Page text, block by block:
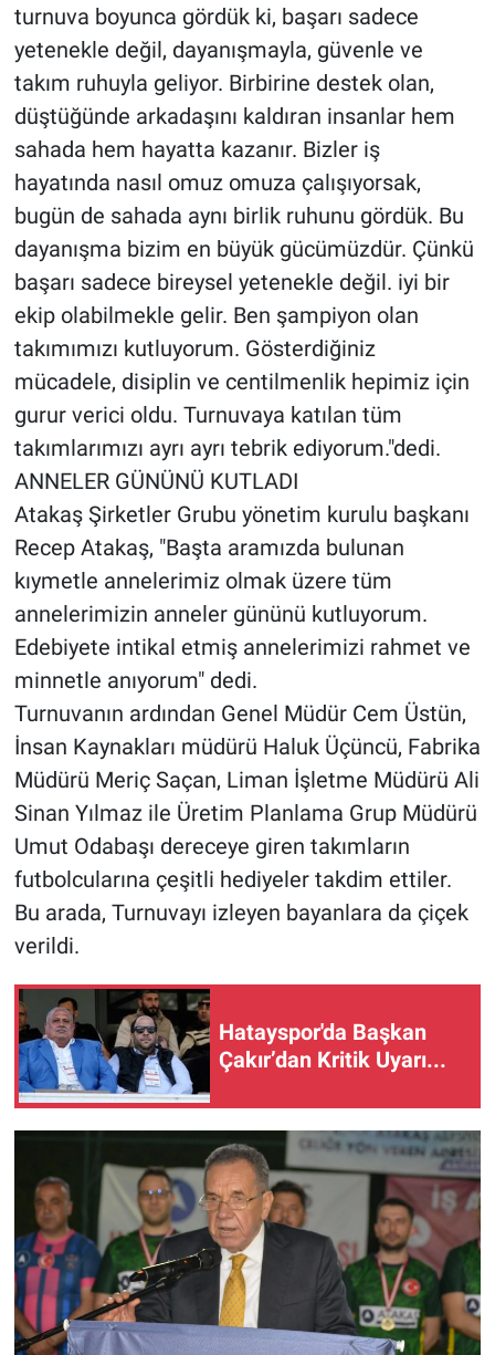
turnuva boyunca gördük ki, başarı sadece
yetenekle değil, dayanışmayla, güvenle ve
takım ruhuyla geliyor. Birbirine destek olan,
düştüğünde arkadaşını kaldıran insanlar hem
sahada hem hayatta kazanır. Bizler iş
hayatında nasıl omuz omuza çalışıyorsak,
bugün de sahada aynı birlik ruhunu gördük. Bu
dayanışma bizim en büyük gücümüzdür. Çünkü
başarı sadece bireysel yetenekle değil. iyi bir
ekip olabilmekle gelir. Ben şampiyon olan
takımımızı kutluyorum. Gösterdiğiniz
mücadele, disiplin ve centilmenlik hepimiz için
gurur verici oldu. Turnuvaya katılan tüm
takımlarımızı ayrı ayrı tebrik ediyorum."dedi.
ANNELER GÜNÜNÜ KUTLADI
Atakaş Şirketler Grubu yönetim kurulu başkanı
Recep Atakaş, "Başta aramızda bulunan
kıymetle annelerimiz olmak üzere tüm
annelerimizin anneler gününü kutluyorum.
Edebiyete intikal etmiş annelerimizi rahmet ve
minnetle anıyorum" dedi.
Turnuvanın ardından Genel Müdür Cem Üstün,
İnsan Kaynakları müdürü Haluk Üçüncü, Fabrika
Müdürü Meriç Saçan, Liman İşletme Müdürü Ali
Sinan Yılmaz ile Üretim Planlama Grup Müdürü
Umut Odabaşı dereceye giren takımların
futbolcularına çeşitli hediyeler takdim ettiler.
Bu arada, Turnuvayı izleyen bayanlara da çiçek
verildi.
Hatayspor'da Başkan
Çakır’dan Kritik Uyarı...